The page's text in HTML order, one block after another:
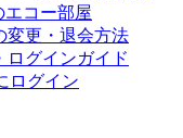
エコー部屋
変更・退会方法
ログインガイド
ログイン